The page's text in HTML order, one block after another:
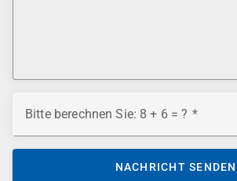
Bitte berechnen Sie: 8 + 6 = ?
NACHRICHT SENDEN